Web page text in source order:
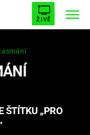
ŽIVĚ
UPÍRŮ
5
ŠTÍTKU „PRO